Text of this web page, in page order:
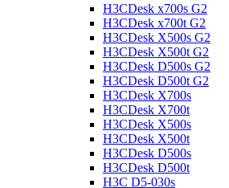
H3CDesk x700s G2
H3CDesk x700t G2
H3CDesk X500s G2
H3CDesk X500t G2
H3CDesk D500s G2
H3CDesk D500t G2
H3CDesk X700s
H3CDesk X700t
H3CDesk X500s
H3CDesk X500t
H3CDesk D500s
H3CDesk D500t
H3C D5-030s